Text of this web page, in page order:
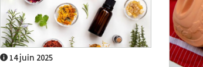
14 juin 2025